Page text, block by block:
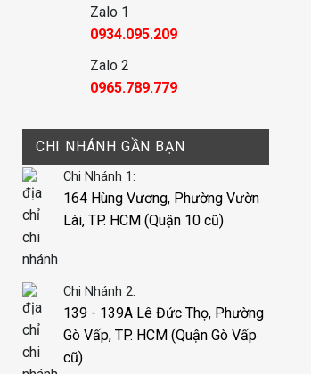
Zalo 1
0934.095.209
Zalo 2
0965.789.779
CHI NHÁNH GẦN BẠN
Chi Nhánh 1:
164 Hùng Vương, Phường Vườn
Lài, TP. HCM (Quận 10 cũ)
Chi Nhánh 2:
139 - 139A Lê Đức Thọ, Phường
Gò Vấp, TP. HCM (Quận Gò Vấp
cũ)